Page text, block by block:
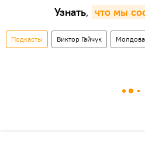
Узнать, что мы
Подкасты Виктор Гайчук Молдова